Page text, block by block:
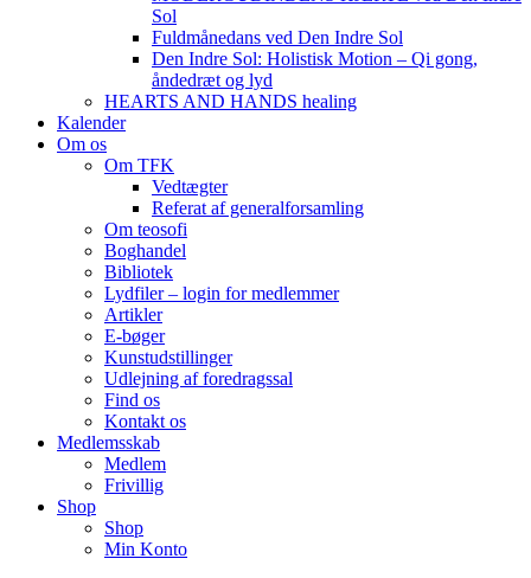
Sol
Fuldmånedans ved Den Indre Sol
Den Indre Sol: Holistisk Motion – Qi gong,
åndedræt og lyd
HEARTS AND HANDS healing
Kalender
Om os
Om TFK
Vedtægter
Referat af generalforsamling
Om teosofi
Boghandel
Bibliotek
Lydfiler – login for medlemmer
Artikler
E-bøger
Kunstudstillinger
Udlejning af foredragssal
Find os
Kontakt os
Medlemsskab
Medlem
Frivillig
Shop
Shop
Min Konto